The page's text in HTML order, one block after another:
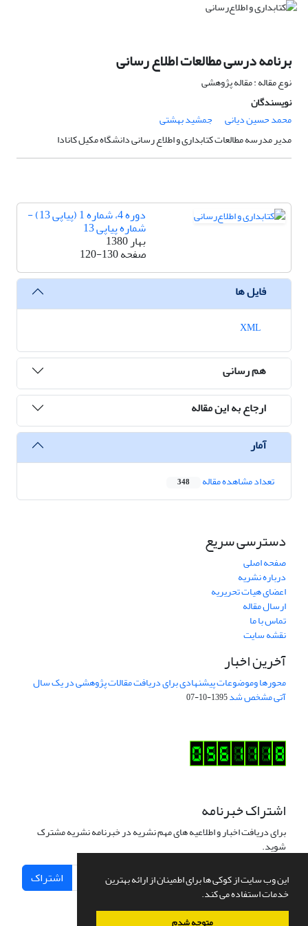
این وب سایت از کوکی ها برای اطمینان از ارائه بهترین
خدمات استفاده می کند.
متوجه شدم
برنامه درسی مطالعات اطلاع رسانی
نوع مقاله : مقاله پژوهشی
نویسندگان
محمد حسین دیانی
جمشید بهشتی
مدیر مدرسه مطالعات کتابداری و اطلاع رسانی دانشگاه مکیل کانادا
دوره 4، شماره 1 (پیاپی 13) -
شماره پیاپی 13
بهار 1380
صفحه120-130
فایل ها
هم رسانی
ارجاع به این مقاله
آمار
تعداد مشاهده مقاله 348
دسترسی سریع
صفحه اصلی
درباره نشریه
اعضای هیات تحریریه
ارسال مقاله
تماس با ما
نقشه سایت
آخرین اخبار
محورها وموضوعات پیشنهادی برای دریافت مقالات پژوهشی در یک سال
آتی مشخص شد1395-10-07
اشتراک خبرنامه
برای دریافت اخبار و اطلاعیه های مهم نشریه در خبرنامه نشریه مشترک
شوید.
اشتراک